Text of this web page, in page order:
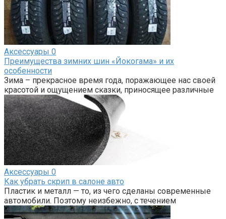
Аксессуары 0
Преимущества зимних шин «Йокогама» и их
особенности
Зима – прекрасное время года, поражающее нас своей
красотой и ощущением сказки, приносящее различные
Аксессуары 0
Как убрать скрип в салоне авто
Пластик и металл — то, из чего сделаны современные
автомобили. Поэтому неизбежно, с течением